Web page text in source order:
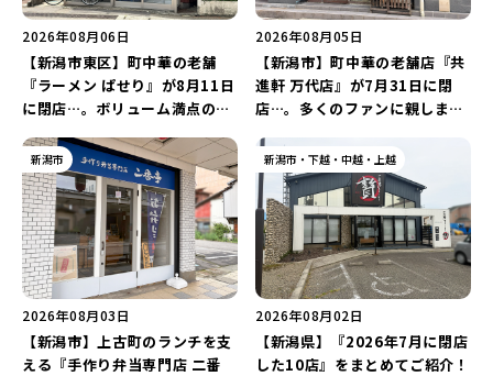
2026年08月06日
【新潟市東区】町中華の老舗
『ラーメン ぱせり』が8月11日
に閉店…。ボリューム満点の名
2026年08月05日
【新潟市】町中華の老舗店『共
進軒 万代店』が7月31日に閉
店…。多くのファンに親しまれ
新潟市
2026年08月03日
【新潟市】上古町のランチを支
える『手作り弁当専門店 二番
新潟市・下越・中越・上越
2026年08月02日
【新潟県】『2026年7月に閉店
した10店』をまとめてご紹介！